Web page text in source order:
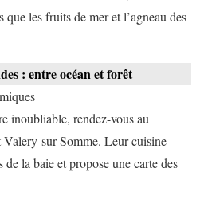
les fruits de mer et l’agneau des
: entre océan et forêt
inoubliable, rendez-vous au
sur-Somme. Leur cuisine
la baie et propose une carte des